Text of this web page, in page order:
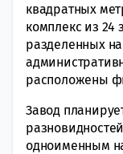
квадратных
комплекс из 24
разделенных
расположены
Завод
одноименным